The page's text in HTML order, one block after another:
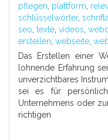
pflegen plattform
schlüsselwörter,
seo texte videos
erstellen webseite
Das Erstellen einer
lohnende Erfahrung
unverzichtbares
sei es für
Unternehmens oder
richtigen